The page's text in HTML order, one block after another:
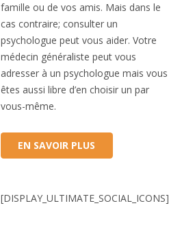
famille ou de vos amis. Mais dans le
cas contraire; consulter un
psychologue peut vous aider. Votre
médecin généraliste peut vous
adresser à un psychologue mais vous
êtes aussi libre d’en choisir un par
vous-même.
EN SAVOIR PLUS
[DISPLAY_ULTIMATE_SOCIAL_ICONS]